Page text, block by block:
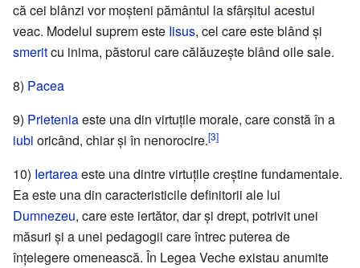
că cei blânzi vor moșteni pământul la sfârșitul acestui
veac. Modelul suprem este Iisus, cel care este blând și
smeritcu inima, păstorul care călăuzește blând oile sale.
8) Pacea
9) Prieteniaeste una din virtuțile morale, care constă în a
iubi oricând, chiar și în nenorocire.[3]
10) Iertareaeste una dintre virtuțile creștine fundamentale.
Ea este una din caracteristicile definitorii ale lui
Dumnezeu, care este iertător, dar și drept, potrivit unei
măsuri și a unei pedagogii care întrec puterea de
înțelegere omenească. În Legea Veche existau anumite